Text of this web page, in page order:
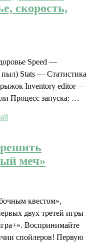
скорость,
Speed —
Stats — Статистика
Inventory editor —
Процесс запуска: …
меч»
квестом»,
двух третей игры
Воспринимайте
спойлеров! Первую